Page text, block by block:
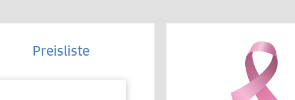
Preisliste